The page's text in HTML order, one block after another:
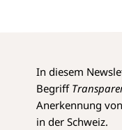
In diesem
Begriff
Anerkennung
in der Schweiz.